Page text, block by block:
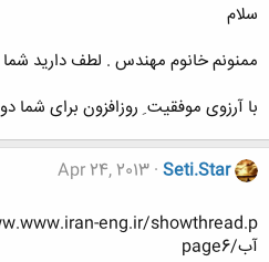
سلام
ممنونم خانوم مهندس . لطف دارید شما
با آرزوی موفقیت ِ روزافزون برای
Seti.Star
Apr 24, 2013
آب/page6